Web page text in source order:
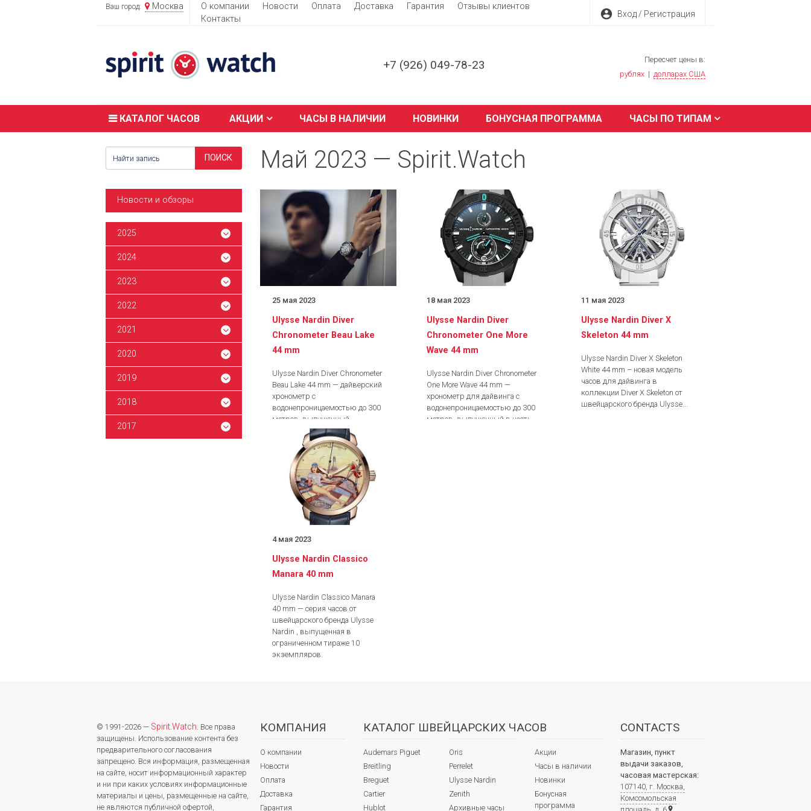
Ваш город: Москва О компании Новости Оплата Доставка Гарантия
Отзывы клиентов
Контакты
account_circle Вход / Регистрация
+7 (926) 049-78-23
Пересчет цены в:
рублях | долларах США
КАТАЛОГ ЧАСОВ АКЦИИ ЧАСЫ В НАЛИЧИИ НОВИНКИ БОНУСНАЯ ПРОГРАММА ЧАСЫ ПО ТИПАМ
Новости и обзоры
2025
2024
2023
2022
2021
2020
2019
2018
2017
Май 2023 — Spirit.Watch
25 мая 2023
Ulysse Nardin Diver
Chronometer Beau Lake
44 mm
Ulysse Nardin Diver Chronometer
Beau Lake 44 mm — дайверский
хронометр с
водонепроницаемостью до 300
метров, выпущенный
ограниченной серией из...
18 мая 2023
Ulysse Nardin Diver
Chronometer One More
Wave 44 mm
Ulysse Nardin Diver Chronometer
One More Wave 44 mm —
хронометр для дайвинга с
водонепроницаемостью до 300
метров, выпущенный в честь
11 мая 2023
Ulysse Nardin Diver X
Skeleton 44 mm
Ulysse Nardin Diver X Skeleton
White 44 mm – новая модель
часов для дайвинга в
коллекции Diver X Skeleton от
швейцарского бренда Ulysse...
4 мая 2023
Ulysse Nardin Classico
Manara 40 mm
Ulysse Nardin Classico Manara
40 mm — серия часов от
швейцарского бренда Ulysse
Nardin , выпущенная в
ограниченном тираже 10
экземпляров.
© 1991-2026 — Spirit.Watch . Все права
защищены. Использование контента без
предварительного согласования
запрещено. Вся информация, размещенная
на сайте, носит информационный характер
и ни при каких условиях информационные
материалы и цены, размещенные на сайте,
не являются публичной офертой,
КОМПАНИЯ
О компании
Новости
Оплата
Доставка
Гарантия
КАТАЛОГ ШВЕЙЦАРСКИХ ЧАСОВ
Audemars Piguet
Breitling
Breguet
Cartier
Hublot
Oris
Perrelet
Ulysse Nardin
Zenith
Архивные часы
Акции
Часы в наличии
Новинки
Бонусная
программа
CONTACTS
Магазин, пункт
выдачи заказов,
часовая мастерская:
107140, г. Москва,
Комсомольская
place